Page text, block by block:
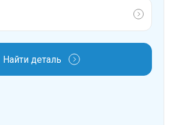
Найти деталь